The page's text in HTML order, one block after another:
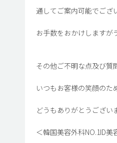
通してご案内可能でござ
お手数をおかけしますが
その他ご不明な点及び質
いつもお客様の笑顔のた
どうもありがとうござい
＜韓国美容外科NO.1ID美